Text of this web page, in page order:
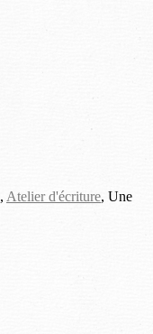
, Atelier d'écriture, Une